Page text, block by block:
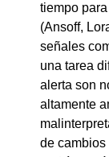
tiempo
(Ansoff,
señales
una tarea
alerta son
altamente
de